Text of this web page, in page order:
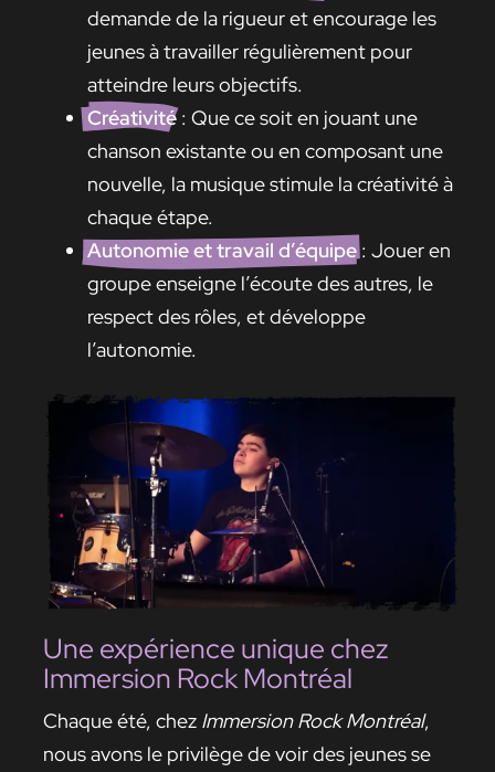
demande de la rigueur et encourage les
jeunes à travailler régulièrement pour
atteindre leurs objectifs.
Créativité: Que ce soit en jouant une
chanson existante ou en composant une
nouvelle, la musique stimule la créativité à
chaque étape.
Autonomie et travail d’équipe: Jouer en
groupe enseigne l’écoute des autres, le
respect des rôles, et développe
l’autonomie.
Une expérience unique chez
Immersion Rock Montréal
Chaque été, chez Immersion Rock Montréal,
nous avons le privilège de voir des jeunes se